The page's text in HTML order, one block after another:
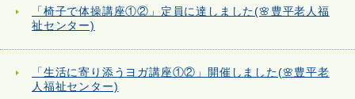
「椅子で体操講座①②」定員に達しました(🌸豊平老人福
祉センター)
「生活に寄り添うヨガ講座①②」開催しました(🌸豊平老
人福祉センター)